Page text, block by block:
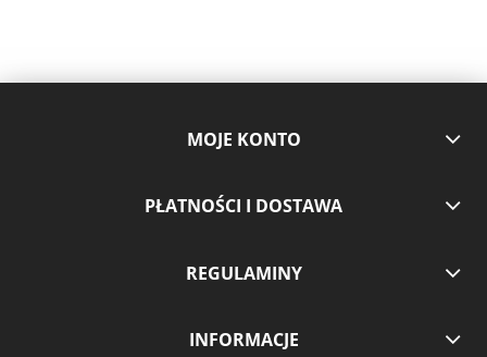
MOJE KONTO
PŁATNOŚCI I DOSTAWA
REGULAMINY
INFORMACJE